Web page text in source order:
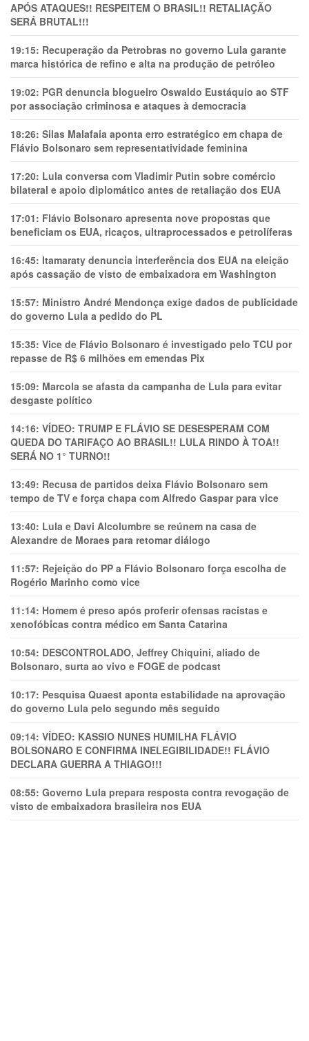
APÓS ATAQUES!! RESPEITEM O BRASIL!! RETALIAÇÃO
SERÁ BRUTAL!!!
19:15: Recuperação da Petrobras no governo Lula garante
marca histórica de refino e alta na produção de petróleo
19:02: PGR denuncia blogueiro Oswaldo Eustáquio ao STF
por associação criminosa e ataques à democracia
18:26: Silas Malafaia aponta erro estratégico em chapa de
Flávio Bolsonaro sem representatividade feminina
17:20: Lula conversa com Vladimir Putin sobre comércio
bilateral e apoio diplomático antes de retaliação dos EUA
17:01: Flávio Bolsonaro apresenta nove propostas que
beneficiam os EUA, ricaços, ultraprocessados e petrolíferas
16:45: Itamaraty denuncia interferência dos EUA na eleição
após cassação de visto de embaixadora em Washington
15:57: Ministro André Mendonça exige dados de publicidade
do governo Lula a pedido do PL
15:35: Vice de Flávio Bolsonaro é investigado pelo TCU por
repasse de R$ 6 milhões em emendas Pix
15:09: Marcola se afasta da campanha de Lula para evitar
desgaste político
14:16: VÍDEO: TRUMP E FLÁVIO SE DESESPERAM COM
QUEDA DO TARIFAÇO AO BRASIL!! LULA RINDO À TOA!!
SERÁ NO 1° TURNO!!
13:49: Recusa de partidos deixa Flávio Bolsonaro sem
tempo de TV e força chapa com Alfredo Gaspar para vice
13:40: Lula e Davi Alcolumbre se reúnem na casa de
Alexandre de Moraes para retomar diálogo
11:57: Rejeição do PP a Flávio Bolsonaro força escolha de
Rogério Marinho como vice
11:14: Homem é preso após proferir ofensas racistas e
xenofóbicas contra médico em Santa Catarina
10:54: DESCONTROLADO, Jeffrey Chiquini, aliado de
Bolsonaro, surta ao vivo e FOGE de podcast
10:17: Pesquisa Quaest aponta estabilidade na aprovação
do governo Lula pelo segundo mês seguido
09:14: VÍDEO: KASSIO NUNES HUMlLHA FLÁVIO
BOLSONARO E CONFIRMA INELEGIBILIDADE!! FLÁVIO
DECLARA GUERRA A THIAGO!!!
08:55: Governo Lula prepara resposta contra revogação de
visto de embaixadora brasileira nos EUA